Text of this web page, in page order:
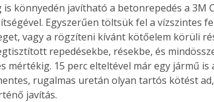
az
Együtt jobban megéri!
Bővebb információ itt!
Együtt jobban megéri! A
is könnyedén javítható a betonrepedés a 3M
Egyszerűen töltsük fel a vízszintes
vagy a rögzíteni kívánt kötőelem körüli
repedésekbe, résekbe, és
mértékig. 15 perc elteltével már egy jármű
rugalmas uretán olyan tartós kötést
javítás.